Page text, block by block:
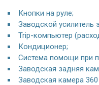
Кнопки на руле;
Заводской усилитель
Trip-компьютер
Кондиционер;
Система помощи при
Заводская задняя
Заводская камера 360